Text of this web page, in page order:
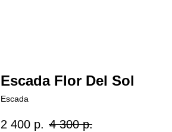
Escada Flor Del Sol
Escada
2 400 р. 4 300 р.